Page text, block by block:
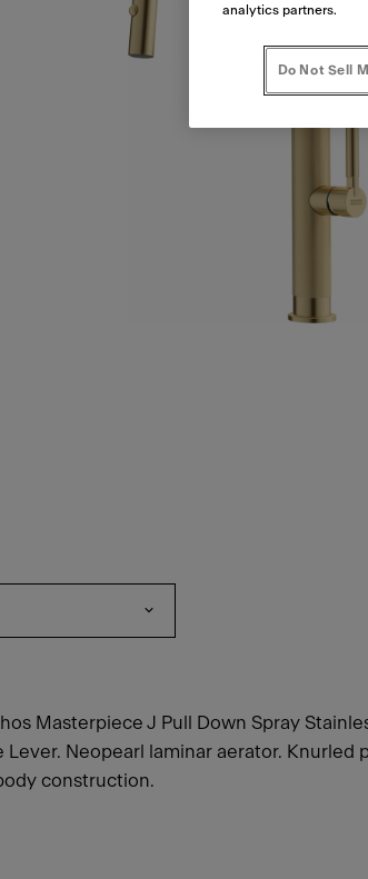
Masterpiece J Pull Down Spray
Lever. Neopearl laminar aerator.
construction.
analytics partners.
Do Not Sell